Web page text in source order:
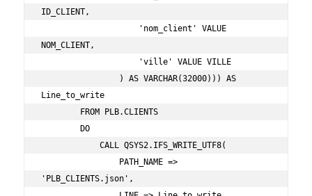
ID_CLIENT,
NOM_CLIENT,
Line_to_write
'PLB_CLIENTS.json',